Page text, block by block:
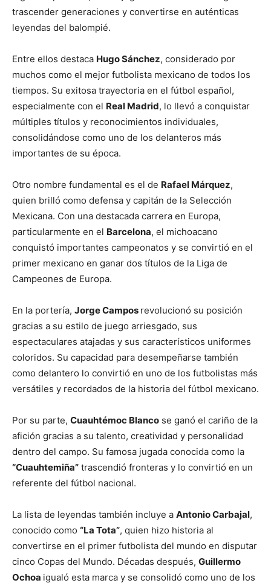
trascender generaciones y convertirse en auténticas
leyendas del balompié.
Entre ellos destaca Hugo Sánchez, considerado por
muchos como el mejor futbolista mexicano de todos los
tiempos. Su exitosa trayectoria en el fútbol español,
especialmente con el Real Madrid, lo llevó a conquistar
múltiples títulos y reconocimientos individuales,
consolidándose como uno de los delanteros más
importantes de su época.
Otro nombre fundamental es el de Rafael Márquez,
quien brilló como defensa y capitán de la Selección
Mexicana. Con una destacada carrera en Europa,
particularmente en el Barcelona, el michoacano
conquistó importantes campeonatos y se convirtió en el
primer mexicano en ganar dos títulos de la Liga de
Campeones de Europa.
En la portería, Jorge Campos revolucionó su posición
gracias a su estilo de juego arriesgado, sus
espectaculares atajadas y sus característicos uniformes
coloridos. Su capacidad para desempeñarse también
como delantero lo convirtió en uno de los futbolistas más
versátiles y recordados de la historia del fútbol mexicano.
Por su parte, Cuauhtémoc Blanco se ganó el cariño de la
afición gracias a su talento, creatividad y personalidad
dentro del campo. Su famosa jugada conocida como la
“Cuauhtemiña” trascendió fronteras y lo convirtió en un
referente del fútbol nacional.
La lista de leyendas también incluye a Antonio Carbajal,
conocido como “La Tota”, quien hizo historia al
convertirse en el primer futbolista del mundo en disputar
cinco Copas del Mundo. Décadas después, Guillermo
Ochoa igualó esta marca y se consolidó como uno de los